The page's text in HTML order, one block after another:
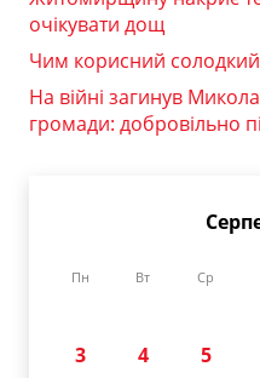
очікувати дощ
Чим корисний
На війні загинув
громади: добровільно
Пн Вт Ср
3
4 5